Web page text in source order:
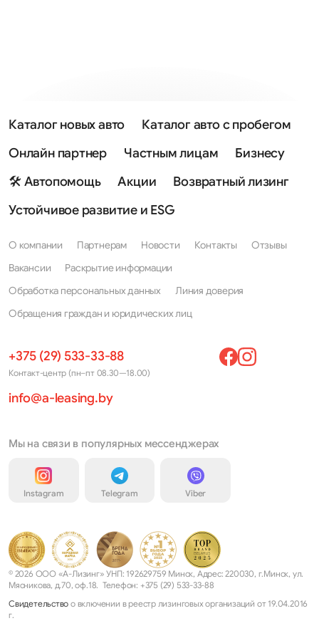
Каталог новых авто
Каталог авто с пробегом
Онлайн партнер
Частным лицам
Бизнесу
🛠 Автопомощь
Акции
Возвратный лизинг
Устойчивое развитие и ESG
О компании Партнерам Новости Контакты
Отзывы
Вакансии
Раскрытие информации
Обработка персональных данных
Линия доверия
Обращения граждан и юридических лиц
+375 (29) 533-33-88
Контакт-центр (пн–пт 08.30—18.00)
info@a-leasing.by
Мы на связи в популярных мессенджерах
Instagram Telegram Viber
© 2026 ООО «А-Лизинг» УНП: 192629759 Минск, Адрес: 220030, г.Минск, ул.
Мясникова, д.70, оф.18. Телефон: +375 (29) 533-33-88
Свидетельство о включении в реестр лизинговых организаций от 19.04.2016
г.